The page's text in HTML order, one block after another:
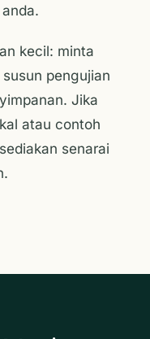
kecil: minta
pengujian
Jika
atau contoh
senarai